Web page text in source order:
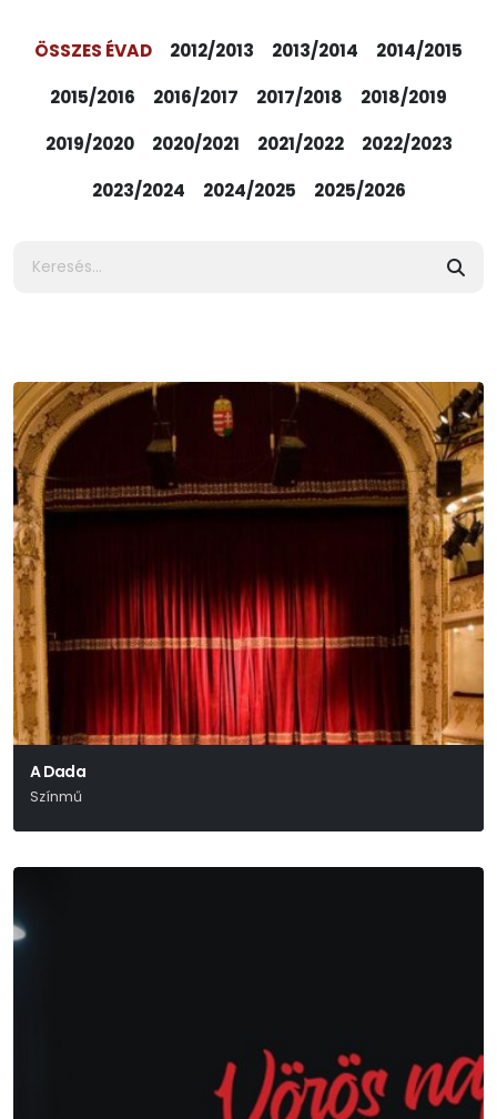
ÖSSZES ÉVAD 2012/2013 2013/2014
2014/2015
2015/2016
2016/2017 2017/2018
2018/2019
2019/2020
2020/2021 2021/2022
2022/2023
2023/2024
2024/2025 2025/2026
A Dada
Színmű